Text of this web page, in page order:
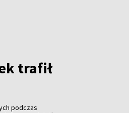
trafił
podczas